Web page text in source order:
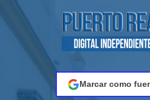
Marcar como